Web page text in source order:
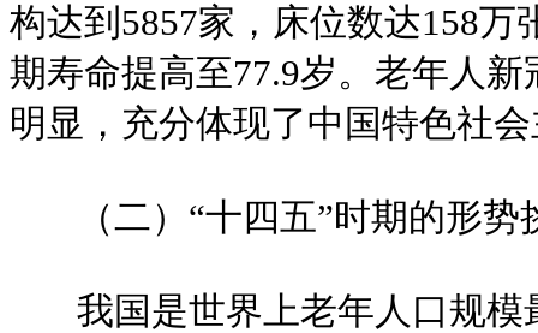
构达到5857家，床位数达158万
期寿命提高至77.9岁。老年人
明显，充分体现了中国特色社
（二）“十四五”时期的形势
我国是世界上老年人口规模